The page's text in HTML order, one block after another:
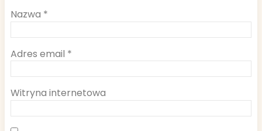
Nazwa *
Adres email *
Witryna internetowa